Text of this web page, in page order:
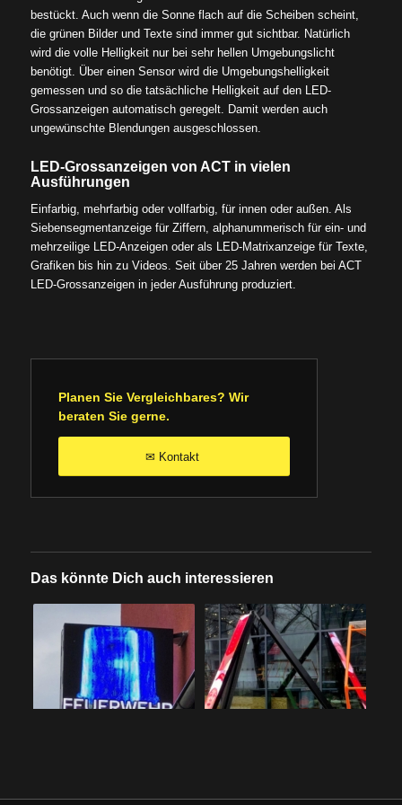
bestückt. Auch wenn die Sonne flach auf die Scheiben scheint,
die grünen Bilder und Texte sind immer gut sichtbar. Natürlich
wird die volle Helligkeit nur bei sehr hellen Umgebungslicht
benötigt. Über einen Sensor wird die Umgebungshelligkeit
gemessen und so die tatsächliche Helligkeit auf den LED-
Grossanzeigen automatisch geregelt. Damit werden auch
ungewünschte Blendungen ausgeschlossen.
LED-Grossanzeigen von ACT in vielen
Ausführungen
Einfarbig, mehrfarbig oder vollfarbig, für innen oder außen. Als
Siebensegmentanzeige für Ziffern, alphanummerisch für ein- und
mehrzeilige LED-Anzeigen oder als LED-Matrixanzeige für Texte,
Grafiken bis hin zu Videos. Seit über 25 Jahren werden bei ACT
LED-Grossanzeigen in jeder Ausführung produziert.
Planen Sie Vergleichbares? Wir
beraten Sie gerne.
✉ Kontakt
Das könnte Dich auch interessieren